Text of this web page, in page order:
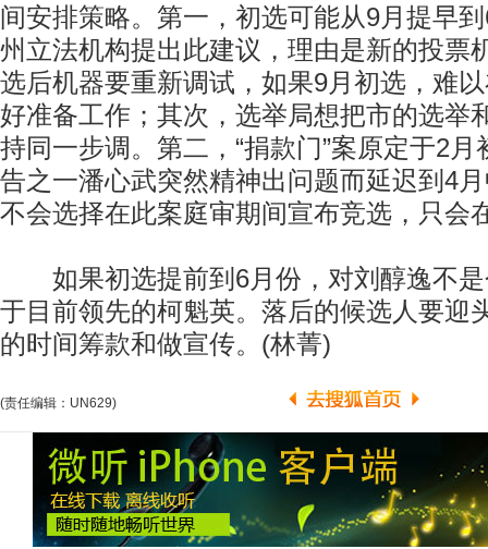
间安排策略。第一，初选可能从9月提早
州立法机构提出此建议，理由是新的投票
选后机器要重新调试，如果9月初选，难
好准备工作；其次，选举局想把市的选举
持同一步调。第二，“捐款门”案原定于2
告之一潘心武突然精神出问题而延迟到4
不会选择在此案庭审期间宣布竞选，只会
如果初选提前到6月份，对刘醇逸不是
于目前领先的柯魁英。落后的候选人要迎
的时间筹款和做宣传。(林菁)
(责任编辑：UN629)